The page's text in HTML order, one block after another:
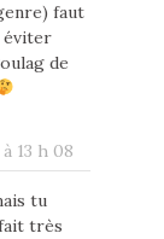
faut
éviter
de
13 h 08
tu
très